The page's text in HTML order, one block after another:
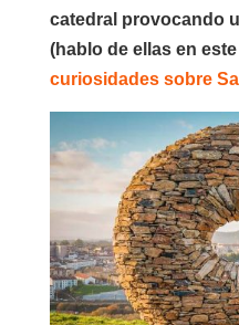
catedral provocando
(hablo de ellas en
curiosidades sobre